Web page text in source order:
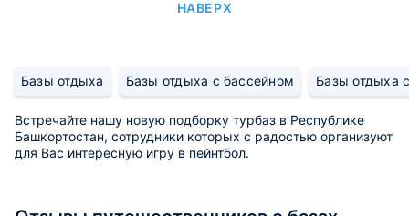
НАВЕРХ
Базы отдыха Базы отдыха с бассейном Базы отдыха
Встречайте нашу новую подборку турбаз в Республике
Башкортостан, сотрудники которых с радостью организуют
для Вас интересную игру в пейнтбол.